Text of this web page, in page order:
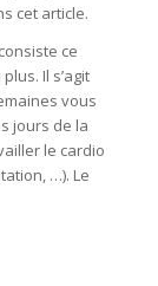
cet article.
ce
Il s’agit
vous
jours de la
le cardio
…). Le